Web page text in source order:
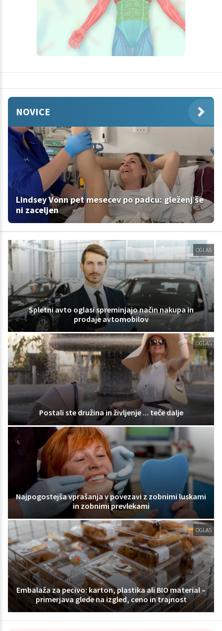
NOVICE
Lindsey Vonn pet mesecev po padcu: gleženj še
ni zaceljen
OGLAS
Spletni avto oglasi spreminjajo način nakupa in
prodaje avtomobilov
OGLAS
Postali ste družina in življenje ... teče dalje
Najpogostejša vprašanja v povezavi z zobnimi luskami
in zobnimi prevlekami
OGLAS
Embalaža za pecivo: karton, plastika ali BIO material –
primerjava glede na izgled, ceno in trajnost